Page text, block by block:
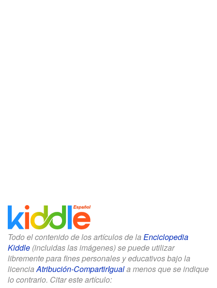
Todo el contenido de los artículos de la Enciclopedia
Kiddle (incluidas las imágenes) se puede utilizar
libremente para fines personales y educativos bajo la
licenciaAtribución-CompartirIguala menos que se indique
lo contrario. Citar este artículo: